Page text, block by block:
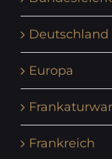
Deutschland
Europa
Frankreich